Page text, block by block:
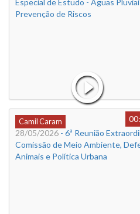
Especial de Estudo - Águas
Prevenção de Riscos
Camil Caram
28/05/2026 - 6ª Reunião
Comissão de Meio Ambiente,
Animais e Política Urbana